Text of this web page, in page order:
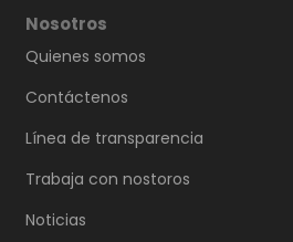
Nosotros
Quienes somos
Contáctenos
Línea de transparencia
Trabaja con nostoros
Noticias